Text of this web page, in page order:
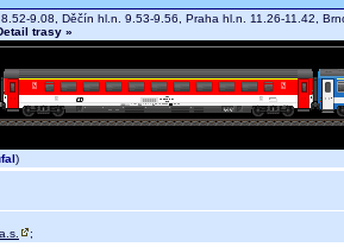
9.08, Děčín hl.n. 9.53-9.56, Praha hl.n. 11.26-11.42,
trasy »
)
;